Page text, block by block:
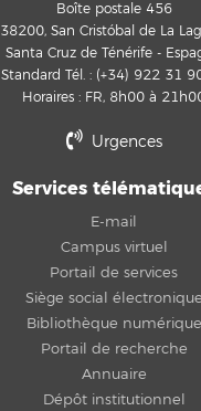
Boîte postale 456
38200, San Cristóbal de La
Santa Cruz de Ténérife -
Standard Tél. : (+34) 922 31
Horaires : FR, 8h00 à
Urgences
Services
E-mail
Campus virtuel
Portail de services
Siège social électronique
Bibliothèque numérique
Portail de recherche
Annuaire
Dépôt institutionnel